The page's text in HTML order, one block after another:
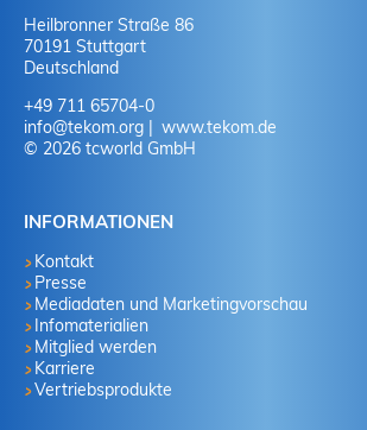
Heilbronner Straße 86
70191 Stuttgart
Deutschland
+49 711 65704-0
info@tekom.org
www.tekom.de
© 2026 tcworld GmbH
INFORMATIONEN
Kontakt
Presse
Mediadaten und Marketingvorschau
Infomaterialien
Mitglied werden
Karriere
Vertriebsprodukte